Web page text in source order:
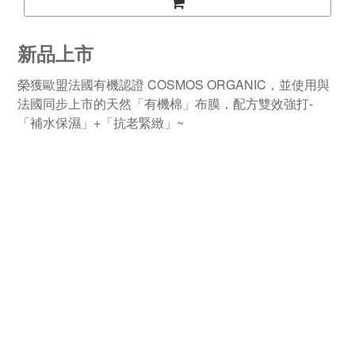
新品上市
榮獲歐盟法國有機認證 COSMOS ORGANIC，並使用與
法國同步上市的天然「有機棉」布膜，配方雙效強打-
「補水保濕」+「抗老緊緻」~